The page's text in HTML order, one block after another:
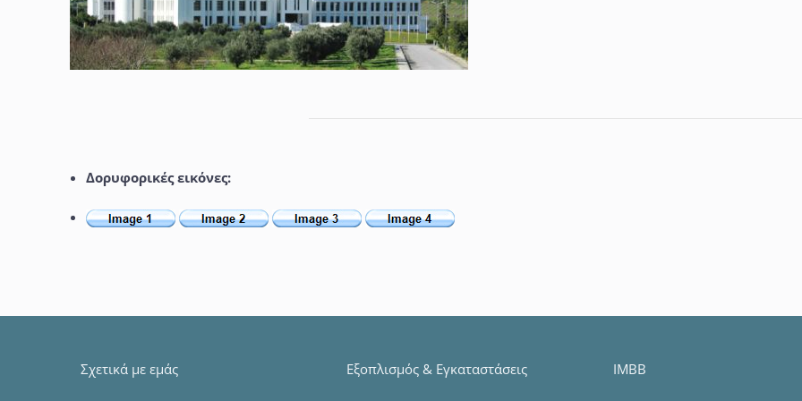
Δορυφορικές εικόνες:
Σχετικά με εμάς Εξοπλισμός & Εγκαταστάσεις IMBB